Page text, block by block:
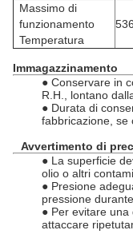
Massimo di
funzionamento
Temperatura
Immagazzinamento
● Conservare in
R.H., lontano
● Durata di
fabbricazione, se
Avvertimento di
● La superficie
olio o altri
● Presione
pressione
● Per evitare
attaccare